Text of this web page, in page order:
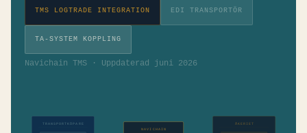
TMS LOGTRADE INTEGRATION EDI TRANSPORTÖR
TA-SYSTEM KOPPLING
Navichain TMS · Uppdaterad juni 2026
TRANSPORTKÖPARE
NAVICHAIN
ÅKERIET